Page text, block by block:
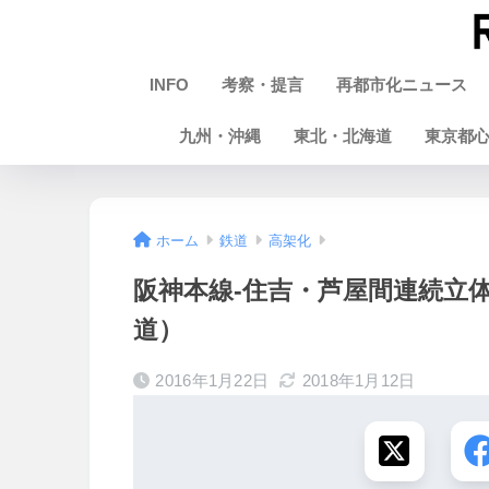
INFO 考察・提言 再都市化ニュース
九州・沖縄 東北・北海道 東京都心
ホーム 鉄道 高架化
阪神本線-住吉・芦屋間連続立
道）
2016年1月22日 2018年1月12日